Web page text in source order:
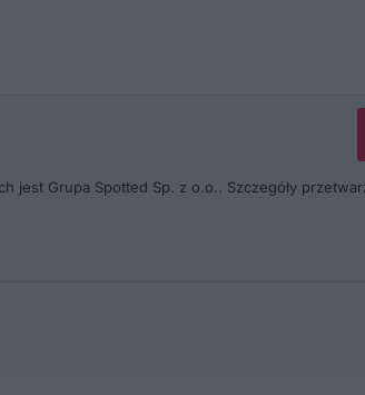
jest Grupa Spotted Sp. z o.o.. Szczegóły